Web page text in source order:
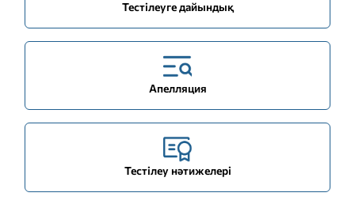
Тестілеуге дайындық
Апелляция
Тестілеу нәтижелері